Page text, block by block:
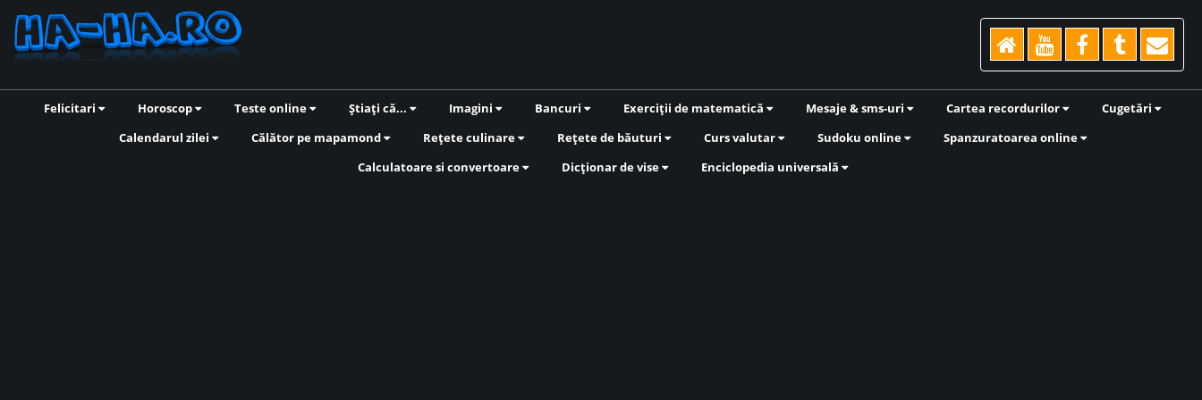
Felicitari Horoscop Teste online Știați că... Imagini Bancuri Exerciții de matematică Mesaje & sms-uri Cartea recordurilor
Cugetări
Calendarul zilei
Călător pe mapamond Rețete culinare Rețete de băuturi Curs valutar Sudoku online
Spanzuratoarea online
Calculatoare si convertoare
Dicționar de vise Enciclopedia universală